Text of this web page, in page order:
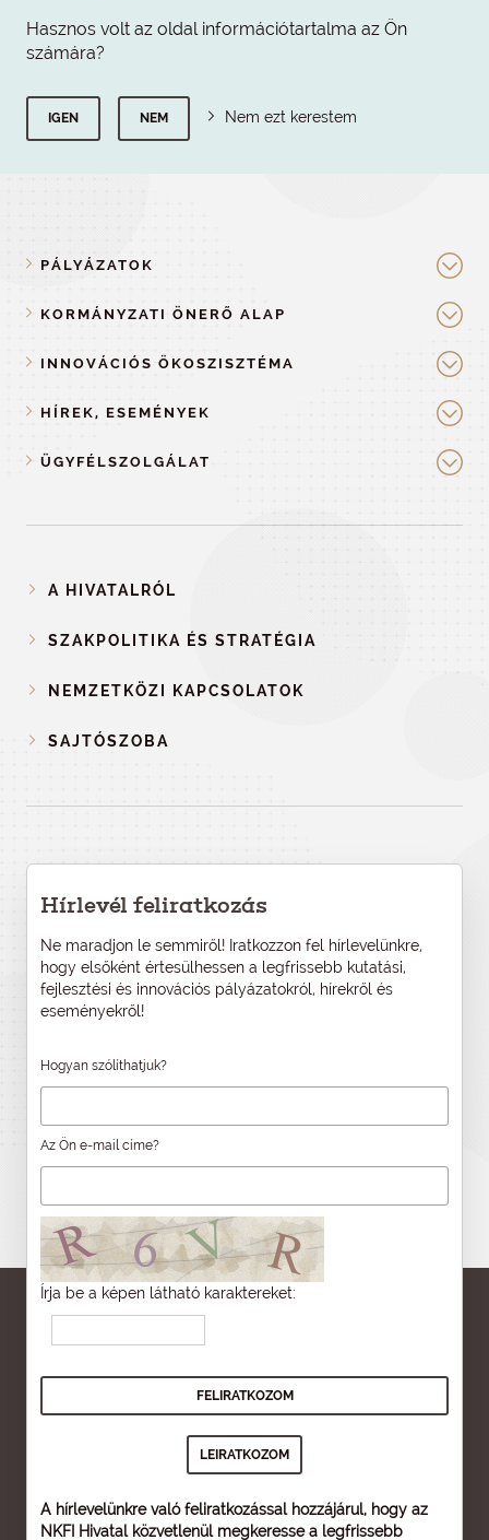
Hasznos volt az oldal információtartalma az Ön
számára?
IGEN NEM Nem ezt kerestem
PÁLYÁZATOK
KORMÁNYZATI ÖNERŐ ALAP
INNOVÁCIÓS ÖKOSZISZTÉMA
HÍREK, ESEMÉNYEK
ÜGYFÉLSZOLGÁLAT
A HIVATALRÓL
SZAKPOLITIKA ÉS STRATÉGIA
NEMZETKÖZI KAPCSOLATOK
SAJTÓSZOBA
Hírlevél feliratkozás
Ne maradjon le semmiről! Iratkozzon fel hírlevelünkre,
hogy elsőként értesülhessen a legfrissebb kutatási,
fejlesztési és innovációs pályázatokról, hírekről és
eseményekről!
Hogyan szólíthatjuk?
Az Ön e-mail címe?
Írja be a képen látható karaktereket:
A hírlevelünkre való feliratkozással hozzájárul, hogy az
NKFI Hivatal közvetlenül megkeresse a legfrissebb